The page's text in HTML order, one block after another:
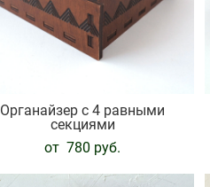
Органайзер с 4 равными
секциями
от 780 pуб.